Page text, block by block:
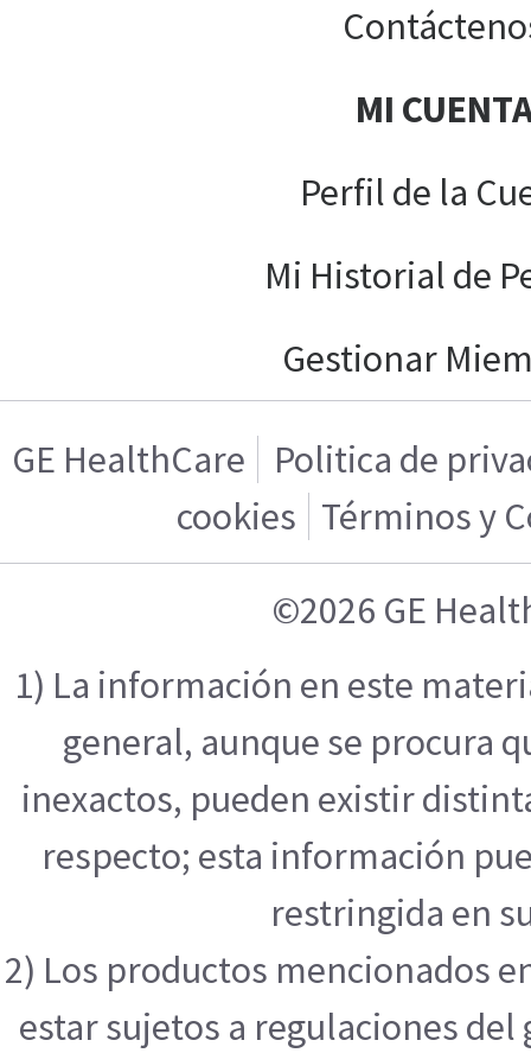
MI
Perfil de la
Mi Historial de
Gestionar
GE HealthCare
Politica de
cookies Términos y
©2026 GE
1) La información en este
general, aunque se procura
inexactos, pueden existir
respecto; esta información
restringida en
2) Los productos mencionados
estar sujetos a regulaciones